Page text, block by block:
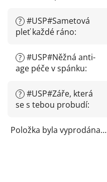
? #USP#Sametová
pleť každé ráno:
? #USP#Něžná anti-
age péče v spánku:
? #USP#Záře, která
se s tebou probudí:
Položka byla vyprodána…